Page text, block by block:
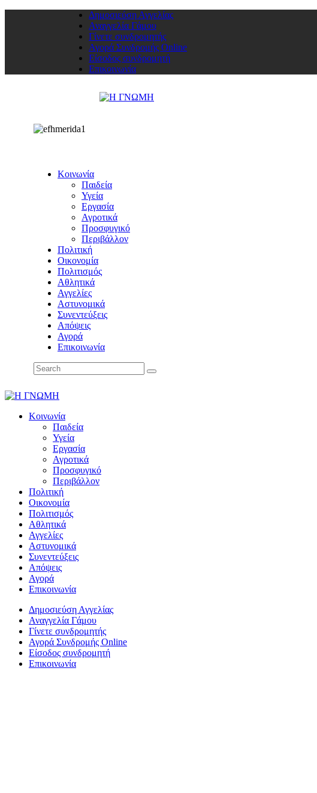
Δημοσιεύση Αγγελίας
Αναγγελία Γάμου
Γίνετε συνδρομητής
Αγορά Συνδρομής Online
Είσοδος συνδρομητή
Επικοινωνία
Κοινωνία
Παιδεία
Υγεία
Εργασία
Αγροτικά
Προσφυγικό
Περιβάλλον
Πολιτική
Οικονομία
Πολιτισμός
Αθλητικά
Αγγελίες
Αστυνομικά
Συνεντεύξεις
Απόψεις
Αγορά
Επικοινωνία
Κοινωνία
Παιδεία
Υγεία
Εργασία
Αγροτικά
Προσφυγικό
Περιβάλλον
Πολιτική
Οικονομία
Πολιτισμός
Αθλητικά
Αγγελίες
Αστυνομικά
Συνεντεύξεις
Απόψεις
Αγορά
Επικοινωνία
Δημοσιεύση Αγγελίας
Αναγγελία Γάμου
Γίνετε συνδρομητής
Αγορά Συνδρομής Online
Είσοδος συνδρομητή
Επικοινωνία